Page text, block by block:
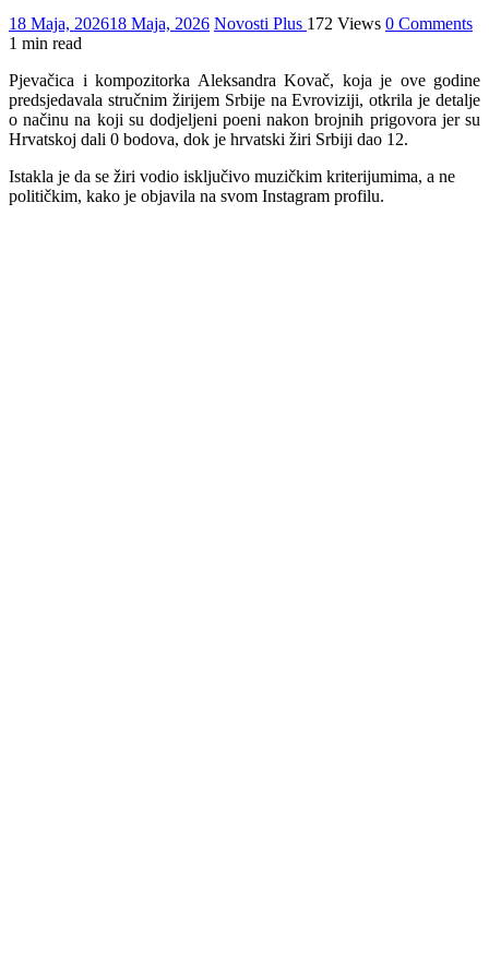
18 Maja, 202618 Maja, 2026 Novosti Plus 172 Views 0 Comments
1 min read
Pjevačica i kompozitorka Aleksandra Kovač, koja je ove godine
predsjedavala stručnim žirijem Srbije na Evroviziji, otkrila je detalje
o načinu na koji su dodjeljeni poeni nakon brojnih prigovora jer su
Hrvatskoj dali 0 bodova, dok je hrvatski žiri Srbiji dao 12.
Istakla je da se žiri vodio isključivo muzičkim kriterijumima, a ne
političkim, kako je objavila na svom Instagram profilu.